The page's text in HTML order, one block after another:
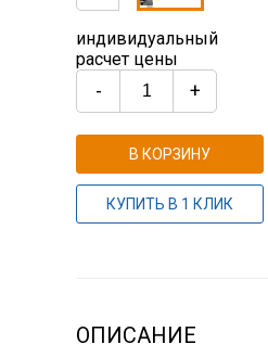
индивидуальный
расчет цены
- +
В КОРЗИНУ
КУПИТЬ В 1 КЛИК
ОПИСАНИЕ